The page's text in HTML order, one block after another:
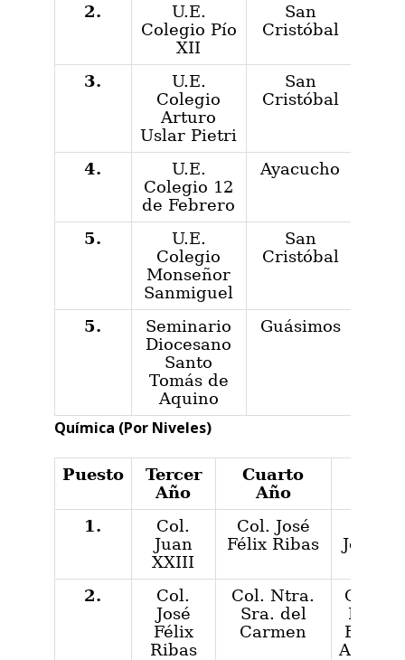
2.
U.E.
Colegio Pío
XII
San
Cristóbal
3.
U.E.
Colegio
Arturo
Uslar Pietri
San
Cristóbal
4.
U.E.
Colegio 12
de Febrero
Ayacucho
5.
U.E.
Colegio
Monseñor
Sanmiguel
San
Cristóbal
5.
Seminario
Diocesano
Santo
Tomás de
Aquino
Guásimos
Química (Por Niveles)
Puesto
Tercer
Año
Cuarto
Año
1.
Col.
Juan
XXIII
Col. José
Félix Ribas
José
2.
Col.
José
Félix
Ribas
Col. Ntra.
Sra. del
Carmen
Col.
E.T.